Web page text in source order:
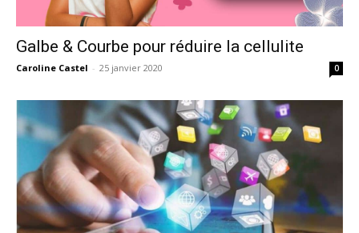
Galbe & Courbe pour réduire la cellulite
Caroline Castel - 25 janvier 2020 0